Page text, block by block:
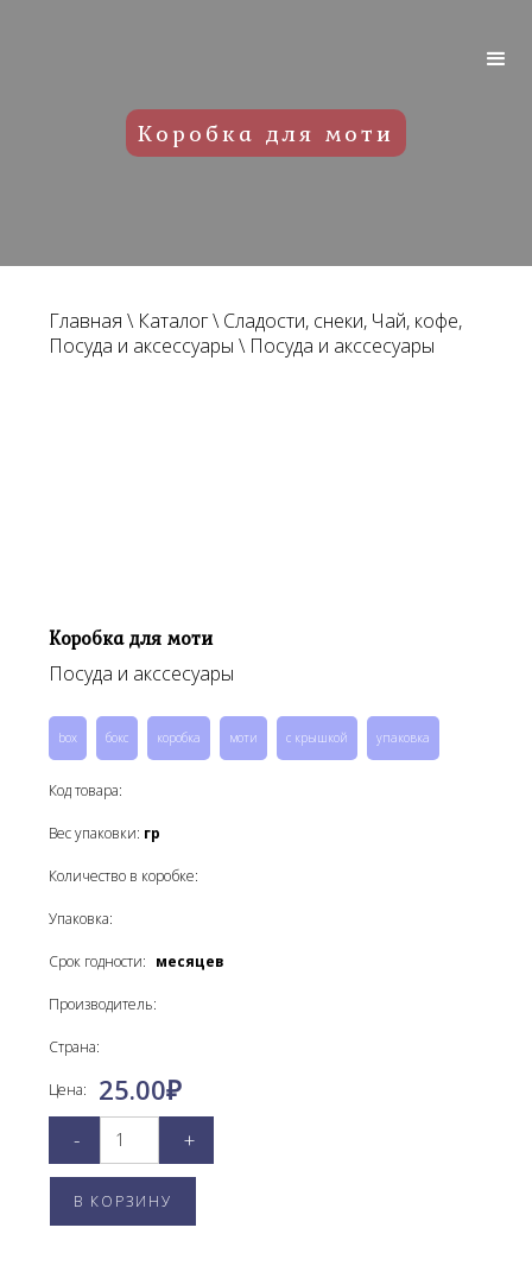
Коробка для моти
Главная \ Каталог\ Сладости, снеки, Чай, кофе,
Посуда и аксессуары \ Посуда и акссесуары
Коробка для моти
Посуда и акссесуары
box бокс коробка моти с крышкой упаковка
Код товара:
Вес упаковки: гр
Количество в коробке:
Упаковка:
Срок годности: месяцев
Производитель:
Страна:
Цена: 25.00₽
- +